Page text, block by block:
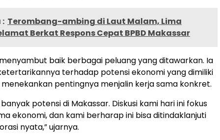
: Terombang-ambing di Laut Malam, Lima
Berkat Respons Cepat BPBD Makassar
baik berbagai peluang yang ditawarkan. Ia
terhadap potensi ekonomi yang dimiliki
pentingnya menjalin kerja sama konkret.
potensi di Makassar. Diskusi kami hari ini fokus
ekonomi, dan kami berharap ini bisa ditindaklanjuti
nyata,” ujarnya.